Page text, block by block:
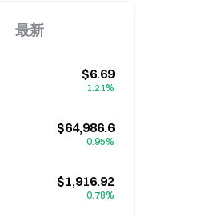
最新
$6.69
1.21%
$64,986.6
0.95%
$1,916.92
0.78%